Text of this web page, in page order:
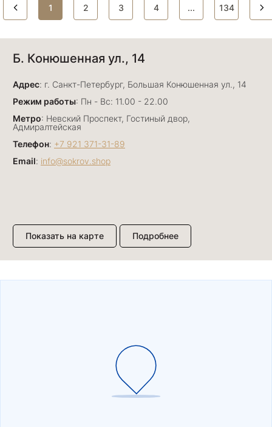
1 2 3 4 ... 134
Б. Конюшенная ул., 14
Адрес: г. Санкт-Петербург, Большая Конюшенная ул., 14
Режим работы: Пн - Вс: 11.00 - 22.00
Метро: Невский Проспект, Гостиный двор,
Адмиралтейская
Телефон: +7 921 371-31-89
Email: info@sokrov.shop
Показать на карте Подробнее